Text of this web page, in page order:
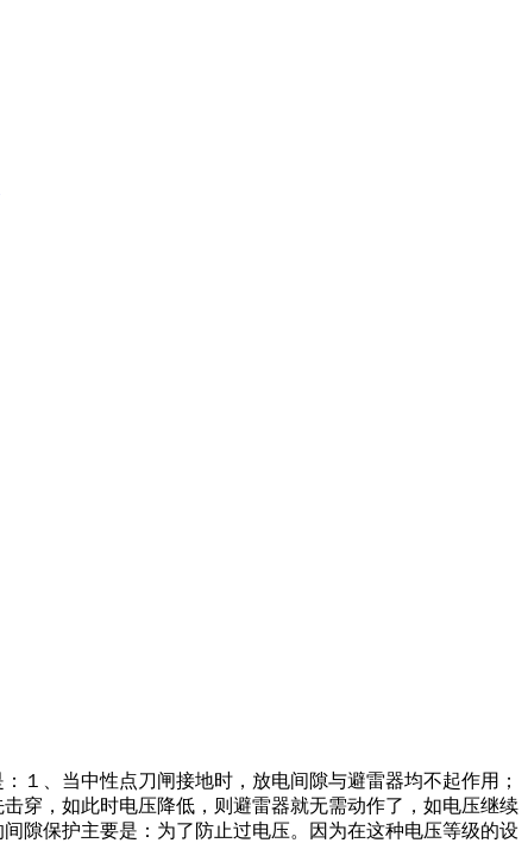
１、当中性点刀闸接地时，放电间隙与避雷器均不起作用；
穿，如此时电压降低，则避雷器就无需动作了，如电压继续
隙保护主要是：为了防止过电压。因为在这种电压等级的设